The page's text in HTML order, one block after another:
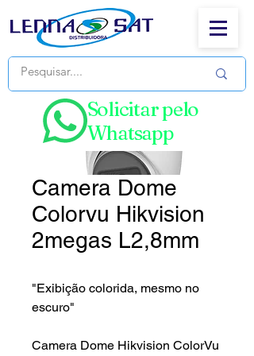
Solicitar pelo
Whatsapp
Camera Dome
Colorvu Hikvision
2megas L2,8mm
"Exibição colorida, mesmo no
escuro"
Camera Dome Hikvision ColorVu